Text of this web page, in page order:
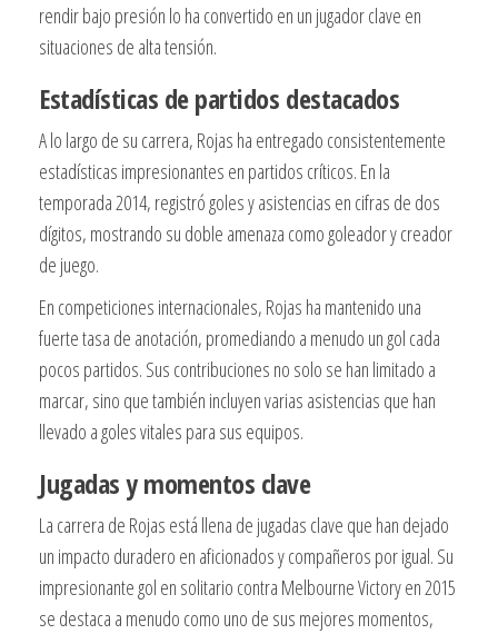
rendir bajo presión lo ha convertido en un jugador clave en
situaciones de alta tensión.
Estadísticas de partidos destacados
A lo largo de su carrera, Rojas ha entregado consistentemente
estadísticas impresionantes en partidos críticos. En la
temporada 2014, registró goles y asistencias en cifras de dos
dígitos, mostrando su doble amenaza como goleador y creador
de juego.
En competiciones internacionales, Rojas ha mantenido una
fuerte tasa de anotación, promediando a menudo un gol cada
pocos partidos. Sus contribuciones no solo se han limitado a
marcar, sino que también incluyen varias asistencias que han
llevado a goles vitales para sus equipos.
Jugadas y momentos clave
La carrera de Rojas está llena de jugadas clave que han dejado
un impacto duradero en aficionados y compañeros por igual. Su
impresionante gol en solitario contra Melbourne Victory en 2015
se destaca a menudo como uno de sus mejores momentos,